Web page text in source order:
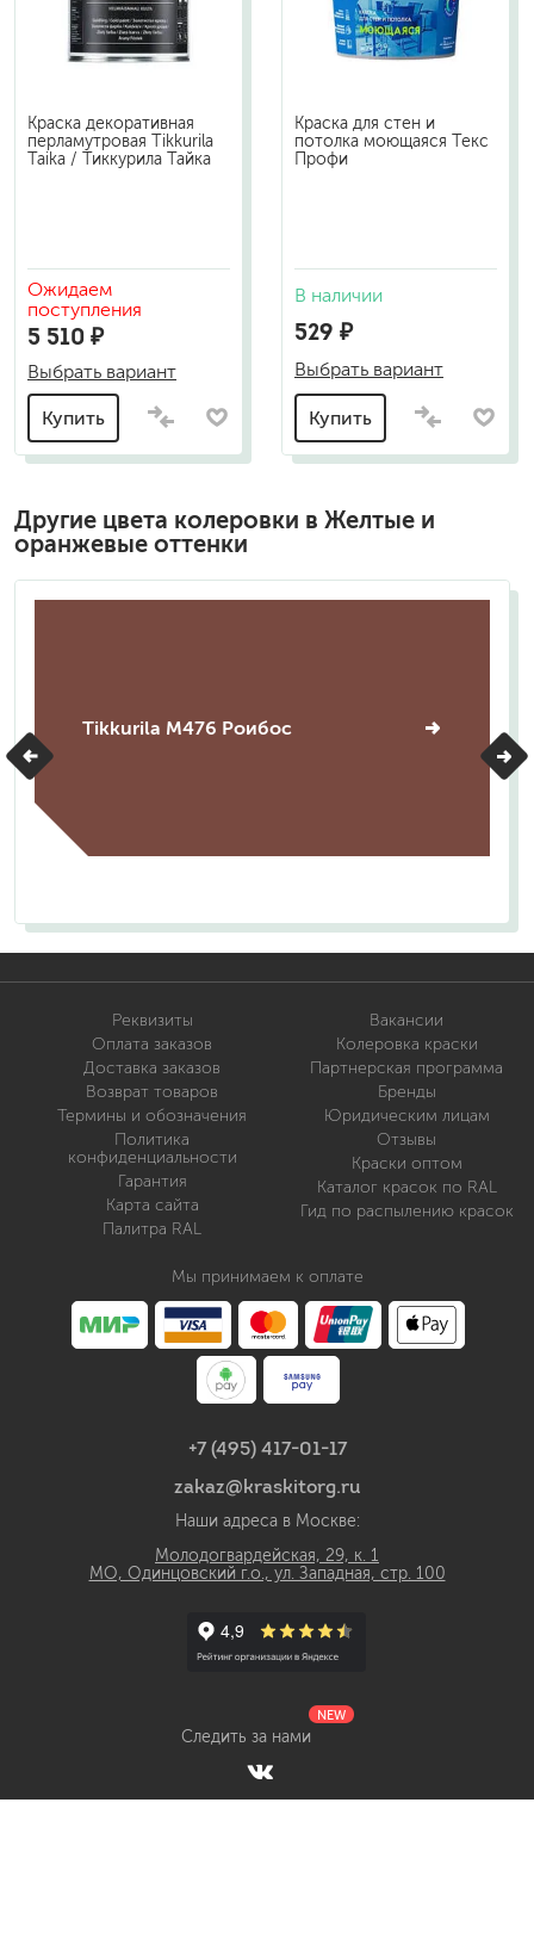
Краска декоративная
перламутровая Tikkurila
Taika / Тиккурила Тайка
Ожидаем
поступления
5 510 ₽
Выбрать вариант
Купить
Краска для стен и
потолка моющаяся Текс
Профи
В наличии
529 ₽
Выбрать вариант
Купить
Другие цвета колеровки в Желтые и
оранжевые оттенки
Tikkurila M476 Роибос
Реквизиты
Оплата заказов
Доставка заказов
Возврат товаров
Термины и обозначения
Политика
конфиденциальности
Гарантия
Карта сайта
Палитра RAL
Вакансии
Колеровка краски
Партнерская программа
Бренды
Юридическим лицам
Отзывы
Краски оптом
Каталог красок по RAL
Гид по распылению красок
Мы принимаем к оплате
+7 (495) 417-01-17
zakaz@kraskitorg.ru
Наши адреса в Москве:
Молодогвардейская, 29, к. 1
МО, Одинцовский г.о., ул. Западная, стр. 100
Следить за нами
NEW